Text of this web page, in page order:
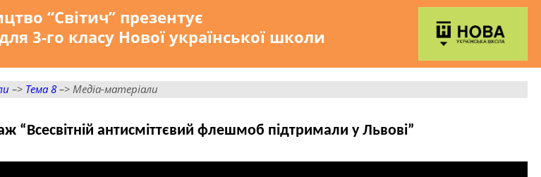
“Світич” презентує
3-го класу Нової української школи
–> Тема 8–> Медіа-матеріали
“Всесвітній антисміттєвий флешмоб підтримали у Львові”